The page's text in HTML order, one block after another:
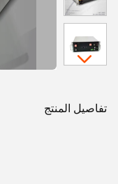
تفاصيل المنتج